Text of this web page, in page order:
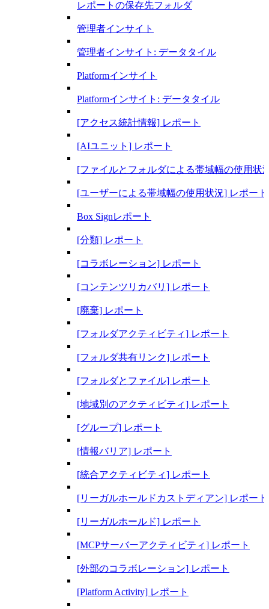
レポートの保存先フォルダ
管理者インサイト
管理者インサイト: データタイル
Platformインサイト
Platformインサイト: データタイル
[アクセス統計情報] レポート
[AIユニット] レポート
[ファイルとフォルダによる帯域幅の使用状
[ユーザーによる帯域幅の使用状況] レポート
Box Signレポート
[分類] レポート
[コラボレーション] レポート
[コンテンツリカバリ] レポート
[廃棄] レポート
[フォルダアクティビティ] レポート
[フォルダ共有リンク] レポート
[フォルダとファイル] レポート
[地域別のアクティビティ] レポート
[グループ] レポート
[情報バリア] レポート
[統合アクティビティ] レポート
[リーガルホールドカストディアン] レポート
[リーガルホールド] レポート
[MCPサーバーアクティビティ] レポート
[外部のコラボレーション] レポート
[Platform Activity] レポート